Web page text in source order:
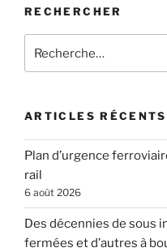
RECHERCHER
pour
ARTICLES RÉCENTS
Plan d’urgence
rail
6 août 2026
Des décennies de sous
fermées et d’autres à